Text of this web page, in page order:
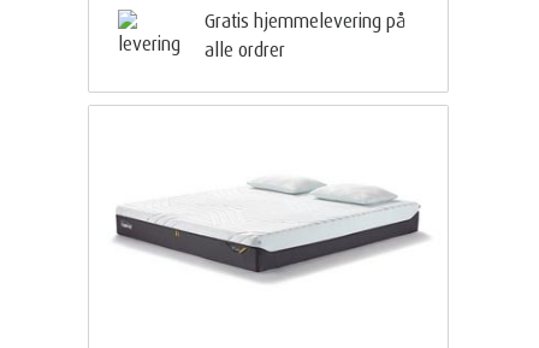
Gratis hjemmelevering på
alle ordrer